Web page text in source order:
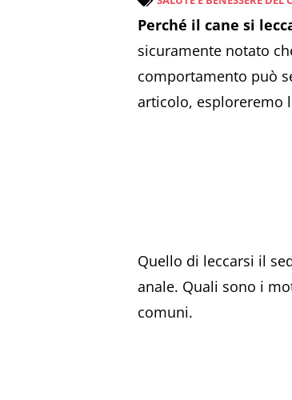
Perché il cane si
sicuramente notato
comportamento può
articolo, esploreremo
Quello di leccarsi il
anale. Quali sono i
comuni.